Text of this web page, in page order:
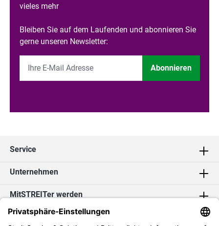
vieles mehr
Bleiben Sie auf dem Laufenden und abonnieren Sie
gerne unseren Newsletter:
Abonnieren
Service
Unternehmen
MitSTREITer werden
Kontakt